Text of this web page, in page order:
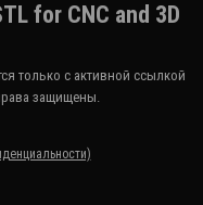
for CNC and 3D
только с активной ссылкой
защищены.